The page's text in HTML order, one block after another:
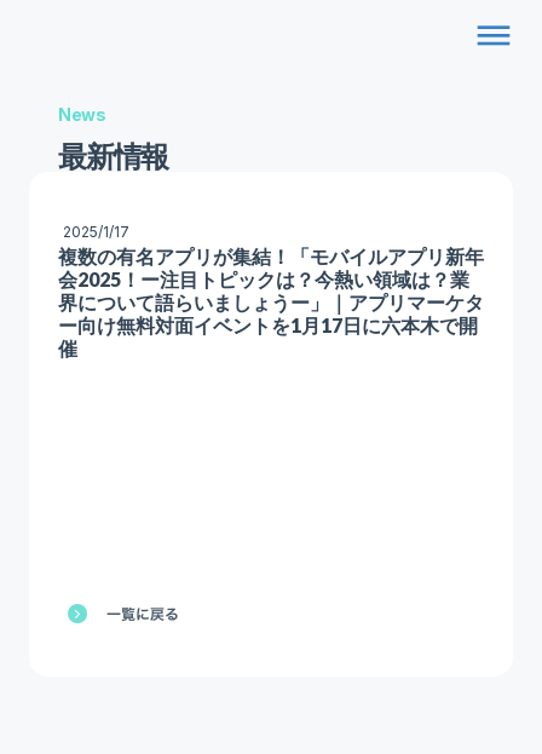
dehaze
News
最新情報
2025/1/17
複数の有名アプリが集結！「モバイルアプリ新年
会2025！ー注目トピックは？今熱い領域は？業
界について語らいましょうー」｜アプリマーケタ
ー向け無料対面イベントを1月17日に六本木で開
催
一覧に戻る